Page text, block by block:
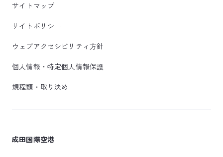
サイトマップ
サイトポリシー
ウェブアクセシビリティ方針
個人情報・特定個人情報保護
規程類・取り決め
成田国際空港